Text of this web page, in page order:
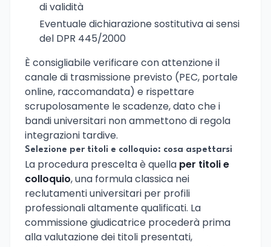
di validità
Eventuale dichiarazione sostitutiva ai sensi
del DPR 445/2000
È consigliabile verificare con attenzione il
canale di trasmissione previsto (PEC, portale
online, raccomandata) e rispettare
scrupolosamente le scadenze, dato che i
bandi universitari non ammettono di regola
integrazioni tardive.
Selezione per titoli e colloquio: cosa aspettarsi
La procedura prescelta è quella per titoli e
colloquio, una formula classica nei
reclutamenti universitari per profili
professionali altamente qualificati. La
commissione giudicatrice procederà prima
alla valutazione dei titoli presentati,